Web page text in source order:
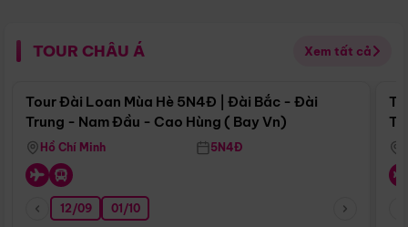
TOUR CHÂU Á Xem tất cả
Điểm nổi bật
Tour Đài Loan Mùa Hè 5N4Đ | Đài Bắc - Đài
Trung - Nam Đầu - Cao Hùng ( Bay Vn)
Hồ Chí Minh 5N4Đ
12/09 01/10